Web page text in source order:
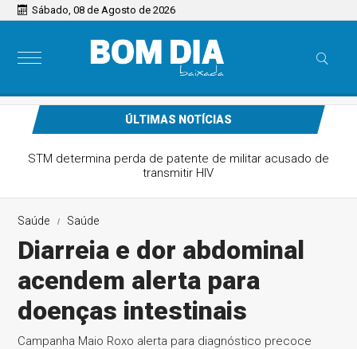
Sábado, 08 de Agosto de 2026
ÚLTIMAS NOTÍCIAS
Senado faz semana de esforço concentrado a partir de
segunda-feira
Saúde Saúde
Diarreia e dor abdominal
acendem alerta para
doenças intestinais
Campanha Maio Roxo alerta para diagnóstico precoce